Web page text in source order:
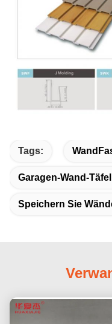
Tags:
Garagen-Wand-
Speichern Sie